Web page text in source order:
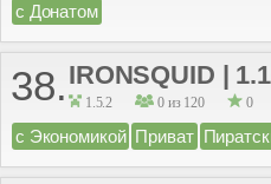
с Донатом
38. IRONSQUID |
1.5.2 0 из 120 0
с Экономикой Приват